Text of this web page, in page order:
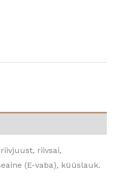
riivsai,
(E-vaba), küüslauk.